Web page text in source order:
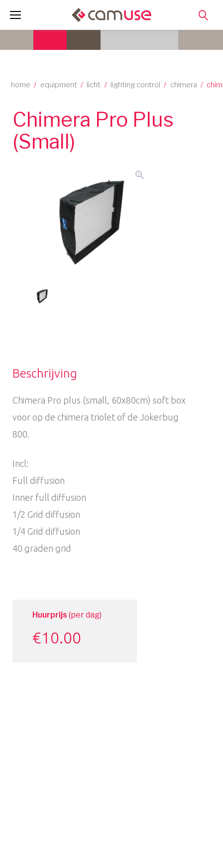
home / equipment / licht / lighting control / chimera /
Chimera Pro Plus
(Small)
zoom_in
Beschrijving
Chimera Pro plus (small, 60x80cm) soft box
voor op de chimera triolet of de Jokerbug
800.
Incl:
Full diffusion
Inner full diffusion
1/2 Grid diffusion
1/4 Grid diffusion
40 graden grid
Huurprijs (per dag)
€10.00